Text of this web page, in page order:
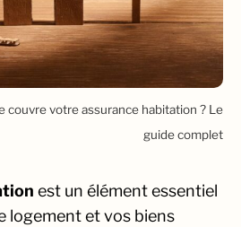
couvre votre assurance habitation ? Le
guide complet
est un élément essentiel
logement et vos biens